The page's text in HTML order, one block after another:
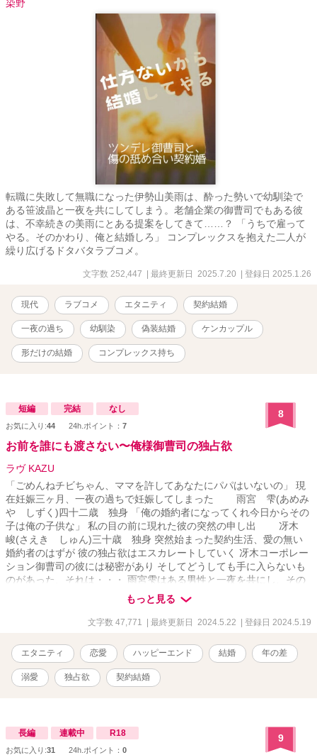
有名人だからとか、お金持ちだからとか、俺様で性格難アリとか、
そういう類の問題ではない。 彼女は幼い頃から、一矢の事が大好き
だったのだ！ 一矢のお嫁さんなんて････ずっとなりたかったわよぉ
おおぉ――！ それなのに契約婚＝いずれ離婚が決定なんて、拗れま
くった初恋に未来ナシじゃないのよぉおぉ――――!! でも、いざニセ
嫁を始めてみると、一矢の溺愛は止まらなくて････!? ジーザス！
私の恋の行方は、一体どうなっちゃうの!? ラブコメを書かせたら最
強無敵、大魔神さぶれが贈る、溺愛系ラブコメ見参！ とくとご賞味
あれ☆彡 表紙絵・紗蔵蒼様
染野
転職に失敗して無職になった伊勢山美雨は、酔った勢いで幼馴染で
ある笹波晶と一夜を共にしてしまう。老舗企業の御曹司でもある彼
は、不幸続きの美雨にとある提案をしてきて……？ 「うちで雇って
やる。そのかわり、俺と結婚しろ」 コンプレックスを抱えた二人が
繰り広げるドタバタラブコメ。
文字数 252,447 | 最終更新日 2025.7.20 | 登録日 2025.1.26
現代 ラブコメ エタニティ 契約結婚
一夜の過ち 幼馴染 偽装結婚 ケンカップル
形だけの結婚 コンプレックス持ち
短編 完結 なし
お気に入り:44 24h.ポイント： 7
8
お前を誰にも渡さない〜俺様御曹司の独占欲
ラヴ KAZU
「ごめんねチビちゃん、ママを許してあなたにパパはいないの」 現
在妊娠三ヶ月、一夜の過ちで妊娠してしまった 雨宮 雫(あめみ
や しずく)四十二歳 独身 「俺の婚約者になってくれ今日からその
子は俺の子供な」 私の目の前に現れた彼の突然の申し出 冴木
峻(さえき しゅん)三十歳 独身 突然始まった契約生活、愛の無い
婚約者のはずが 彼の独占欲はエスカレートしていく 冴木コーポレー
ション御曹司の彼には秘密があり そしてどうしても手に入らないも
のがあった、それは・・・ 雨宮雫はある男性と一夜を共にし、その
場を逃げ出した、暫くして妊娠に気づく。 そんなある日雫の前に冴
木コーポレーション御曹司、冴木峻が現れ、「俺の婚約者になって
くれ、今日からその子は俺の子供な」突然の申し出に困惑する雫。
引き受ける事になった。 愛の無い生活のはずが峻の独占欲はエスカ
レートしていく。そんな彼には実は秘密があった。
もっと見る
文字数 47,771 | 最終更新日 2024.5.22 | 登録日 2024.5.19
エタニティ 恋愛 ハッピーエンド 結婚 年の差
溺愛 独占欲 契約結婚
長編 連載中 R18
お気に入り:31 24h.ポイント： 0
9